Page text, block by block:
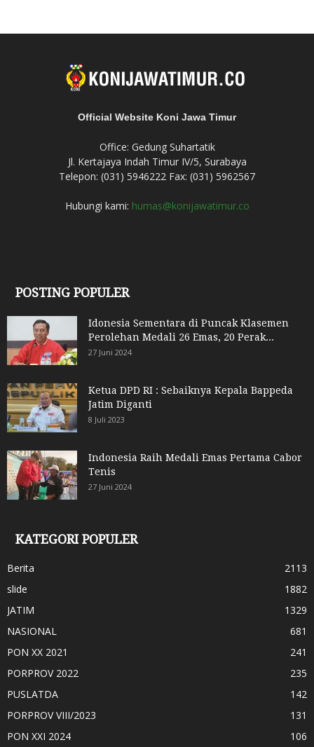
Official Website Koni Jawa Timur
Office: Gedung Suhartatik
Jl. Kertajaya Indah Timur IV/5, Surabaya
Telepon: (031) 5946222 Fax: (031) 5962567
Hubungi kami: humas@konijawatimur.co
POSTING POPULER
Idonesia Sementara di Puncak Klasemen
Perolehan Medali 26 Emas, 20 Perak...
27 Juni 2024
Ketua DPD RI : Sebaiknya Kepala Bappeda
Jatim Diganti
8 Juli 2023
Indonesia Raih Medali Emas Pertama Cabor
Tenis
27 Juni 2024
KATEGORI POPULER
Berita
2113
slide
1882
JATIM
1329
NASIONAL
681
PON XX 2021
241
PORPROV 2022
235
PUSLATDA
142
PORPROV VIII/2023
131
PON XXI 2024
106